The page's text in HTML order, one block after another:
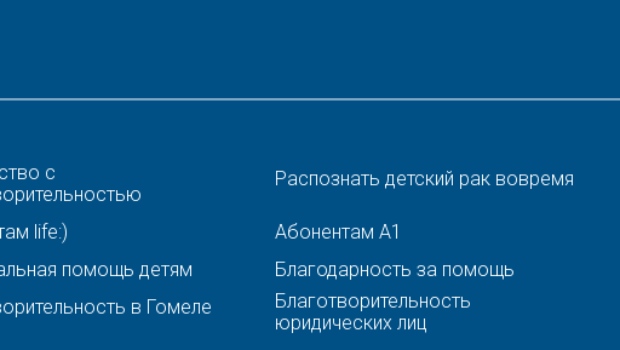
с
Распознать детский рак вовремя
life:) Абонентам A1
помощь детям Благодарность за помощь
в Гомеле
Благотворительность
юридических лиц